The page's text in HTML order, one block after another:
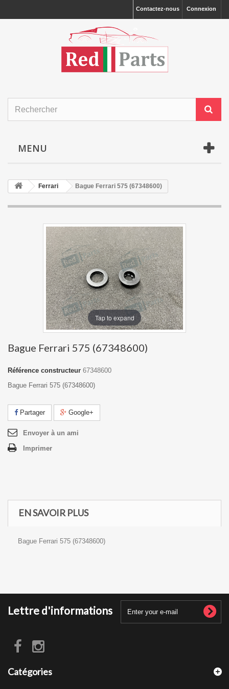
Connexion
Contactez-nous
MENU
Ferrari Bague Ferrari 575 (67348600)
Tap to expand
Bague Ferrari 575 (67348600)
Référence constructeur 67348600
Bague Ferrari 575 (67348600)
Partager Google+
Envoyer à un ami
Imprimer
EN SAVOIR PLUS
Bague Ferrari 575 (67348600)
Lettre d'informations
Catégories